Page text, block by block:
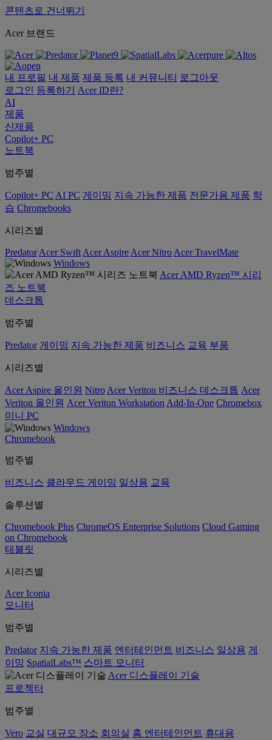
콘텐츠로 건너뛰기
Acer 브랜드
내 프로필 내 제품 제품 등록 내 커뮤니티
로그아웃
로그인
등록하기
Acer ID란?
AI
제품
신제품
Copilot+ PC
노트북
범주별
Copilot+ PC AI PC 게이밍 지속 가능한 제품 전문가용 제품 학
습 Chromebooks
시리즈별
Predator Acer Swift Acer Aspire Acer Nitro Acer TravelMate
Windows
Acer AMD Ryzen™ 시리
즈 노트북
데스크톱
범주별
Predator 게이밍 지속 가능한 제품 비즈니스 교육 부품
시리즈별
Acer Aspire 올인원 Nitro Acer Veriton 비즈니스 데스크톱 Acer
Veriton 올인원 Acer Veriton Workstation Add-In-One Chromebox
미니 PC
Windows
Chromebook
범주별
비즈니스 클라우드 게이밍 일상용 교육
솔루션별
Chromebook Plus ChromeOS Enterprise Solutions Cloud Gaming
on Chromebook
태블릿
시리즈별
Acer Iconia
모니터
범주별
Predator 지속 가능한 제품 엔터테인먼트 비즈니스 일상용 게
이밍 SpatialLabs™ 스마트 모니터
Acer 디스플레이 기술
프로젝터
범주별
Vero 교실 대규모 장소 회의실 홈 엔터테인먼트 휴대용